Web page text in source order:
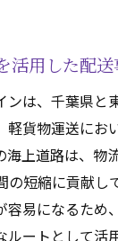
活用した配
ンは、千葉県と
軽貨物運送にお
海上道路は、物
の短縮に貢献し
容易になるため
ルートとして活